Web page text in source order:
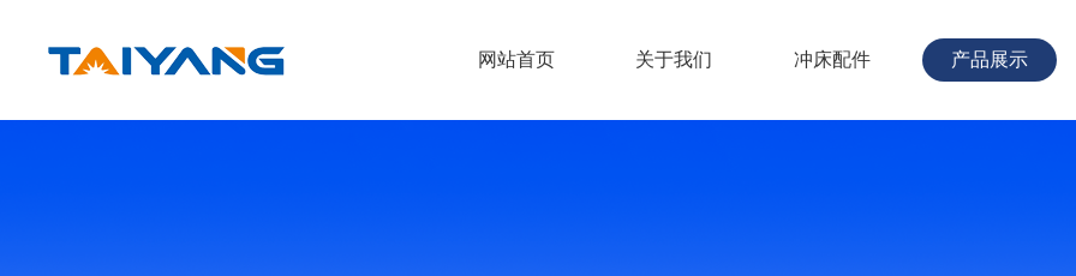
网站首页 关于我们 冲床配件 产品展示